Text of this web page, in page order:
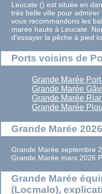
Leucate () est située en
très belle ville pour
vous recommandons les
marée haute à Leucate.
d'essayer la pêche à pied
Ports voisins de
Grande Marée
Grande Marée
Grande Marée
Grande Marée
Grande Marée
Grande Marée septembre
Grande Marée mars 2026
Grande Marée
(Locmalo),